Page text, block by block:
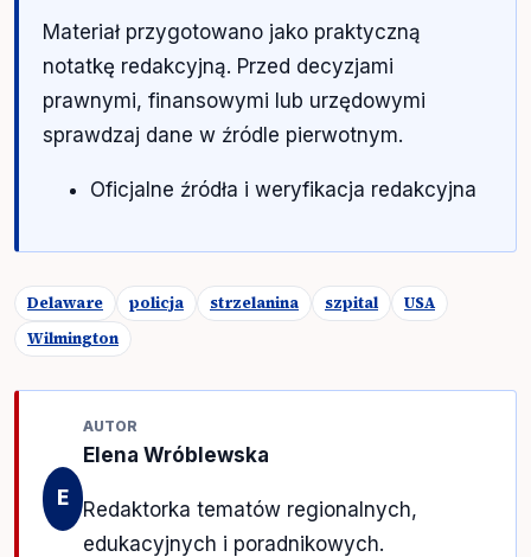
Materiał przygotowano jako praktyczną
notatkę redakcyjną. Przed decyzjami
prawnymi, finansowymi lub urzędowymi
sprawdzaj dane w źródle pierwotnym.
Oficjalne źródła i weryfikacja redakcyjna
Delaware policja strzelanina szpital
USA
Wilmington
E
AUTOR
Elena Wróblewska
Redaktorka tematów regionalnych,
edukacyjnych i poradnikowych.